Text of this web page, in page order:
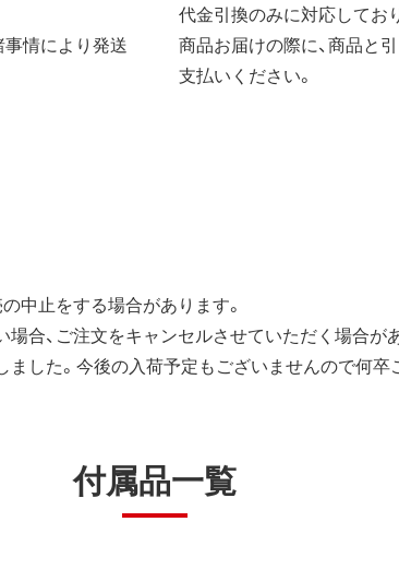
情により発送
代金引換のみに対応してお
商品お届けの際に、商品と
支払いください。
中止をする場合があります。
合、ご注文をキャンセルさせていただく場合が
した。今後の入荷予定もございませんので何卒
付属品一覧